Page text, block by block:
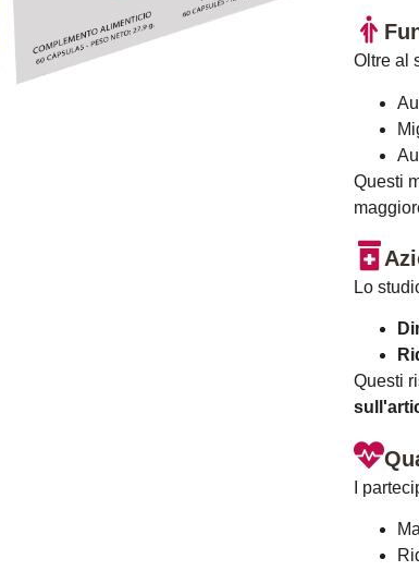
Oltre al
Questi
Lo
Questi
I